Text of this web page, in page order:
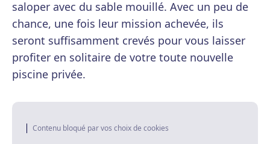
saloper avec du sable mouillé. Avec un peu de
chance, une fois leur mission achevée, ils
seront suffisamment crevés pour vous laisser
profiter en solitaire de votre toute nouvelle
piscine privée.
Contenu bloqué par vos choix de cookies